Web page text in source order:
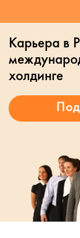
Карьера в
холдинге